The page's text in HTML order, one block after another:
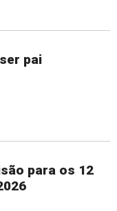
pai
para os 12